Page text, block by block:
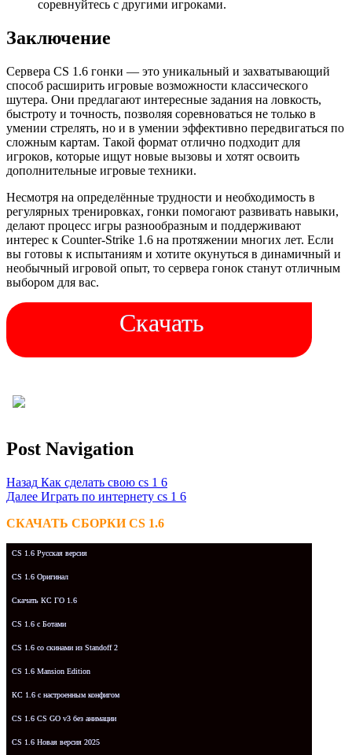
соревнуйтесь с другими игроками.
Заключение
Сервера CS 1.6 гонки — это уникальный и захватывающий
способ расширить игровые возможности классического
шутера. Они предлагают интересные задания на ловкость,
быстроту и точность, позволяя соревноваться не только в
умении стрелять, но и в умении эффективно передвигаться по
сложным картам. Такой формат отлично подходит для
игроков, которые ищут новые вызовы и хотят освоить
дополнительные игровые техники.
Несмотря на определённые трудности и необходимость в
регулярных тренировках, гонки помогают развивать навыки,
делают процесс игры разнообразным и поддерживают
интерес к Counter-Strike 1.6 на протяжении многих лет. Если
вы готовы к испытаниям и хотите окунуться в динамичный и
необычный игровой опыт, то сервера гонок станут отличным
выбором для вас.
Скачать
Post Navigation
Назад Как сделать свою cs 1 6
Далее Играть по интернету cs 1 6
СКАЧАТЬ СБОРКИ CS 1.6
CS 1.6 Русская версия
CS 1.6 Оригинал
Скачать КС ГО 1.6
CS 1.6 с Ботами
CS 1.6 со скинами из Standoff 2
CS 1.6 Mansion Edition
КС 1.6 с настроенным конфигом
CS 1.6 CS GO v3 без анимации
CS 1.6 Новая версия 2025